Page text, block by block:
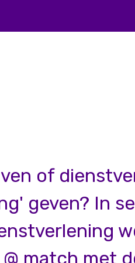
of
geven? In
match met